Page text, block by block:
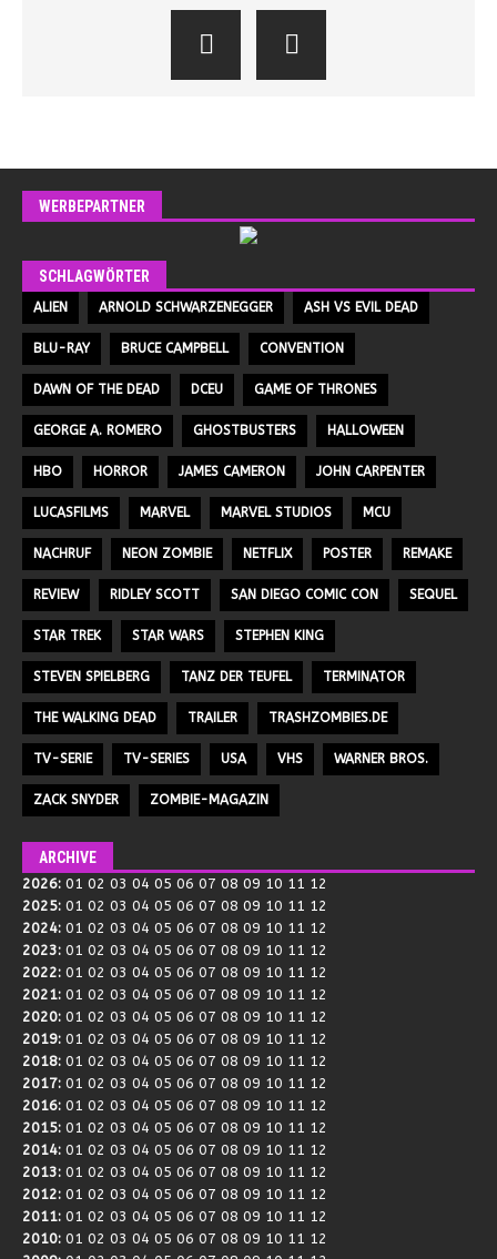
WERBEPARTNER
SCHLAGWÖRTER
ALIEN ARNOLD SCHWARZENEGGER ASH VS EVIL DEAD
BLU-RAY BRUCE CAMPBELL CONVENTION
DAWN OF THE DEAD DCEU GAME OF THRONES
GEORGE A. ROMERO GHOSTBUSTERS HALLOWEEN
HBO HORROR JAMES CAMERON JOHN CARPENTER
LUCASFILMS MARVEL MARVEL STUDIOS MCU
NACHRUF NEON ZOMBIE NETFLIX POSTER REMAKE
REVIEW RIDLEY SCOTT SAN DIEGO COMIC CON SEQUEL
STAR TREK STAR WARS STEPHEN KING
STEVEN SPIELBERG TANZ DER TEUFEL TERMINATOR
THE WALKING DEAD TRAILER TRASHZOMBIES.DE
TV-SERIE TV-SERIES USA VHS WARNER BROS.
ZACK SNYDER ZOMBIE-MAGAZIN
ARCHIVE
2026: 01 02 03 04 05 06 07 08 09 10 11 12
2025: 01 02 03 04 05 06 07 08 09 10 11 12
2024: 01 02 03 04 05 06 07 08 09 10 11 12
2023: 01 02 03 04 05 06 07 08 09 10 11 12
2022: 01 02 03 04 05 06 07 08 09 10 11 12
2021: 01 02 03 04 05 06 07 08 09 10 11 12
2020: 01 02 03 04 05 06 07 08 09 10 11 12
2019: 01 02 03 04 05 06 07 08 09 10 11 12
2018: 01 02 03 04 05 06 07 08 09 10 11 12
2017: 01 02 03 04 05 06 07 08 09 10 11 12
2016: 01 02 03 04 05 06 07 08 09 10 11 12
2015: 01 02 03 04 05 06 07 08 09 10 11 12
2014: 01 02 03 04 05 06 07 08 09 10 11 12
2013: 01 02 03 04 05 06 07 08 09 10 11 12
2012: 01 02 03 04 05 06 07 08 09 10 11 12
2011: 01 02 03 04 05 06 07 08 09 10 11 12
2010: 01 02 03 04 05 06 07 08 09 10 11 12